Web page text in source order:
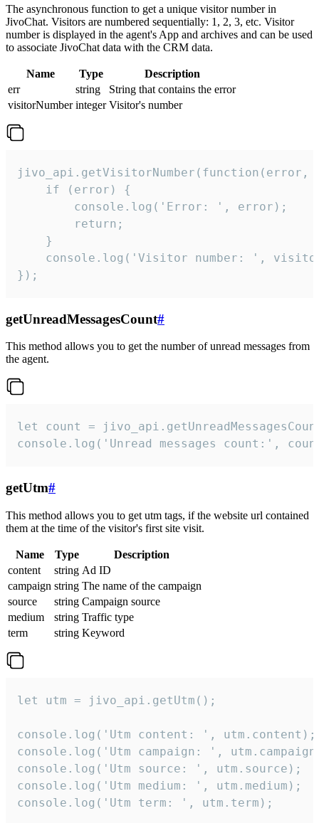
The asynchronous function to get a unique visitor number in
JivoChat. Visitors are numbered sequentially: 1, 2, 3, etc. Visitor
number is displayed in the agent's App and archives and can be used
to associate JivoChat data with the CRM data.
Name Type
Description
err
string
String that contains the error
visitorNumber integer Visitor's number
jivo_api.getVisitorNumber(function(error,
    if (error) {
        console.log('Error: ', error);
        return;
    }
console.log('Visitor number: ',
});
getUnreadMessagesCount#
This method allows you to get the number of unread messages from
the agent.
let count =
console.log('Unread messages count:',
getUtm#
This method allows you to get utm tags, if the website url contained
them at the time of the visitor's first site visit.
Name Type
Description
content
string Ad ID
campaign string The name of the campaign
source
string Campaign source
medium
string Traffic type
term
string Keyword
let utm = jivo_api.getUtm();
console.log('Utm content: ', utm.content);
console.log('Utm campaign: ',
console.log('Utm source: ', utm.source);
console.log('Utm medium: ', utm.medium);
console.log('Utm term: ', utm.term);